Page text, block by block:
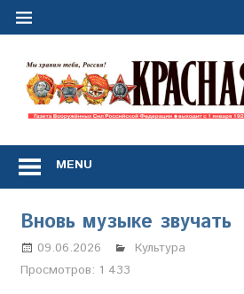
Перейти
Сил
Российской
Федерации
*
выходит
с
MENU
Вновь музыке звучать
09.06.2026 Марина Щербакова
Культура
Просмотров: 1 433